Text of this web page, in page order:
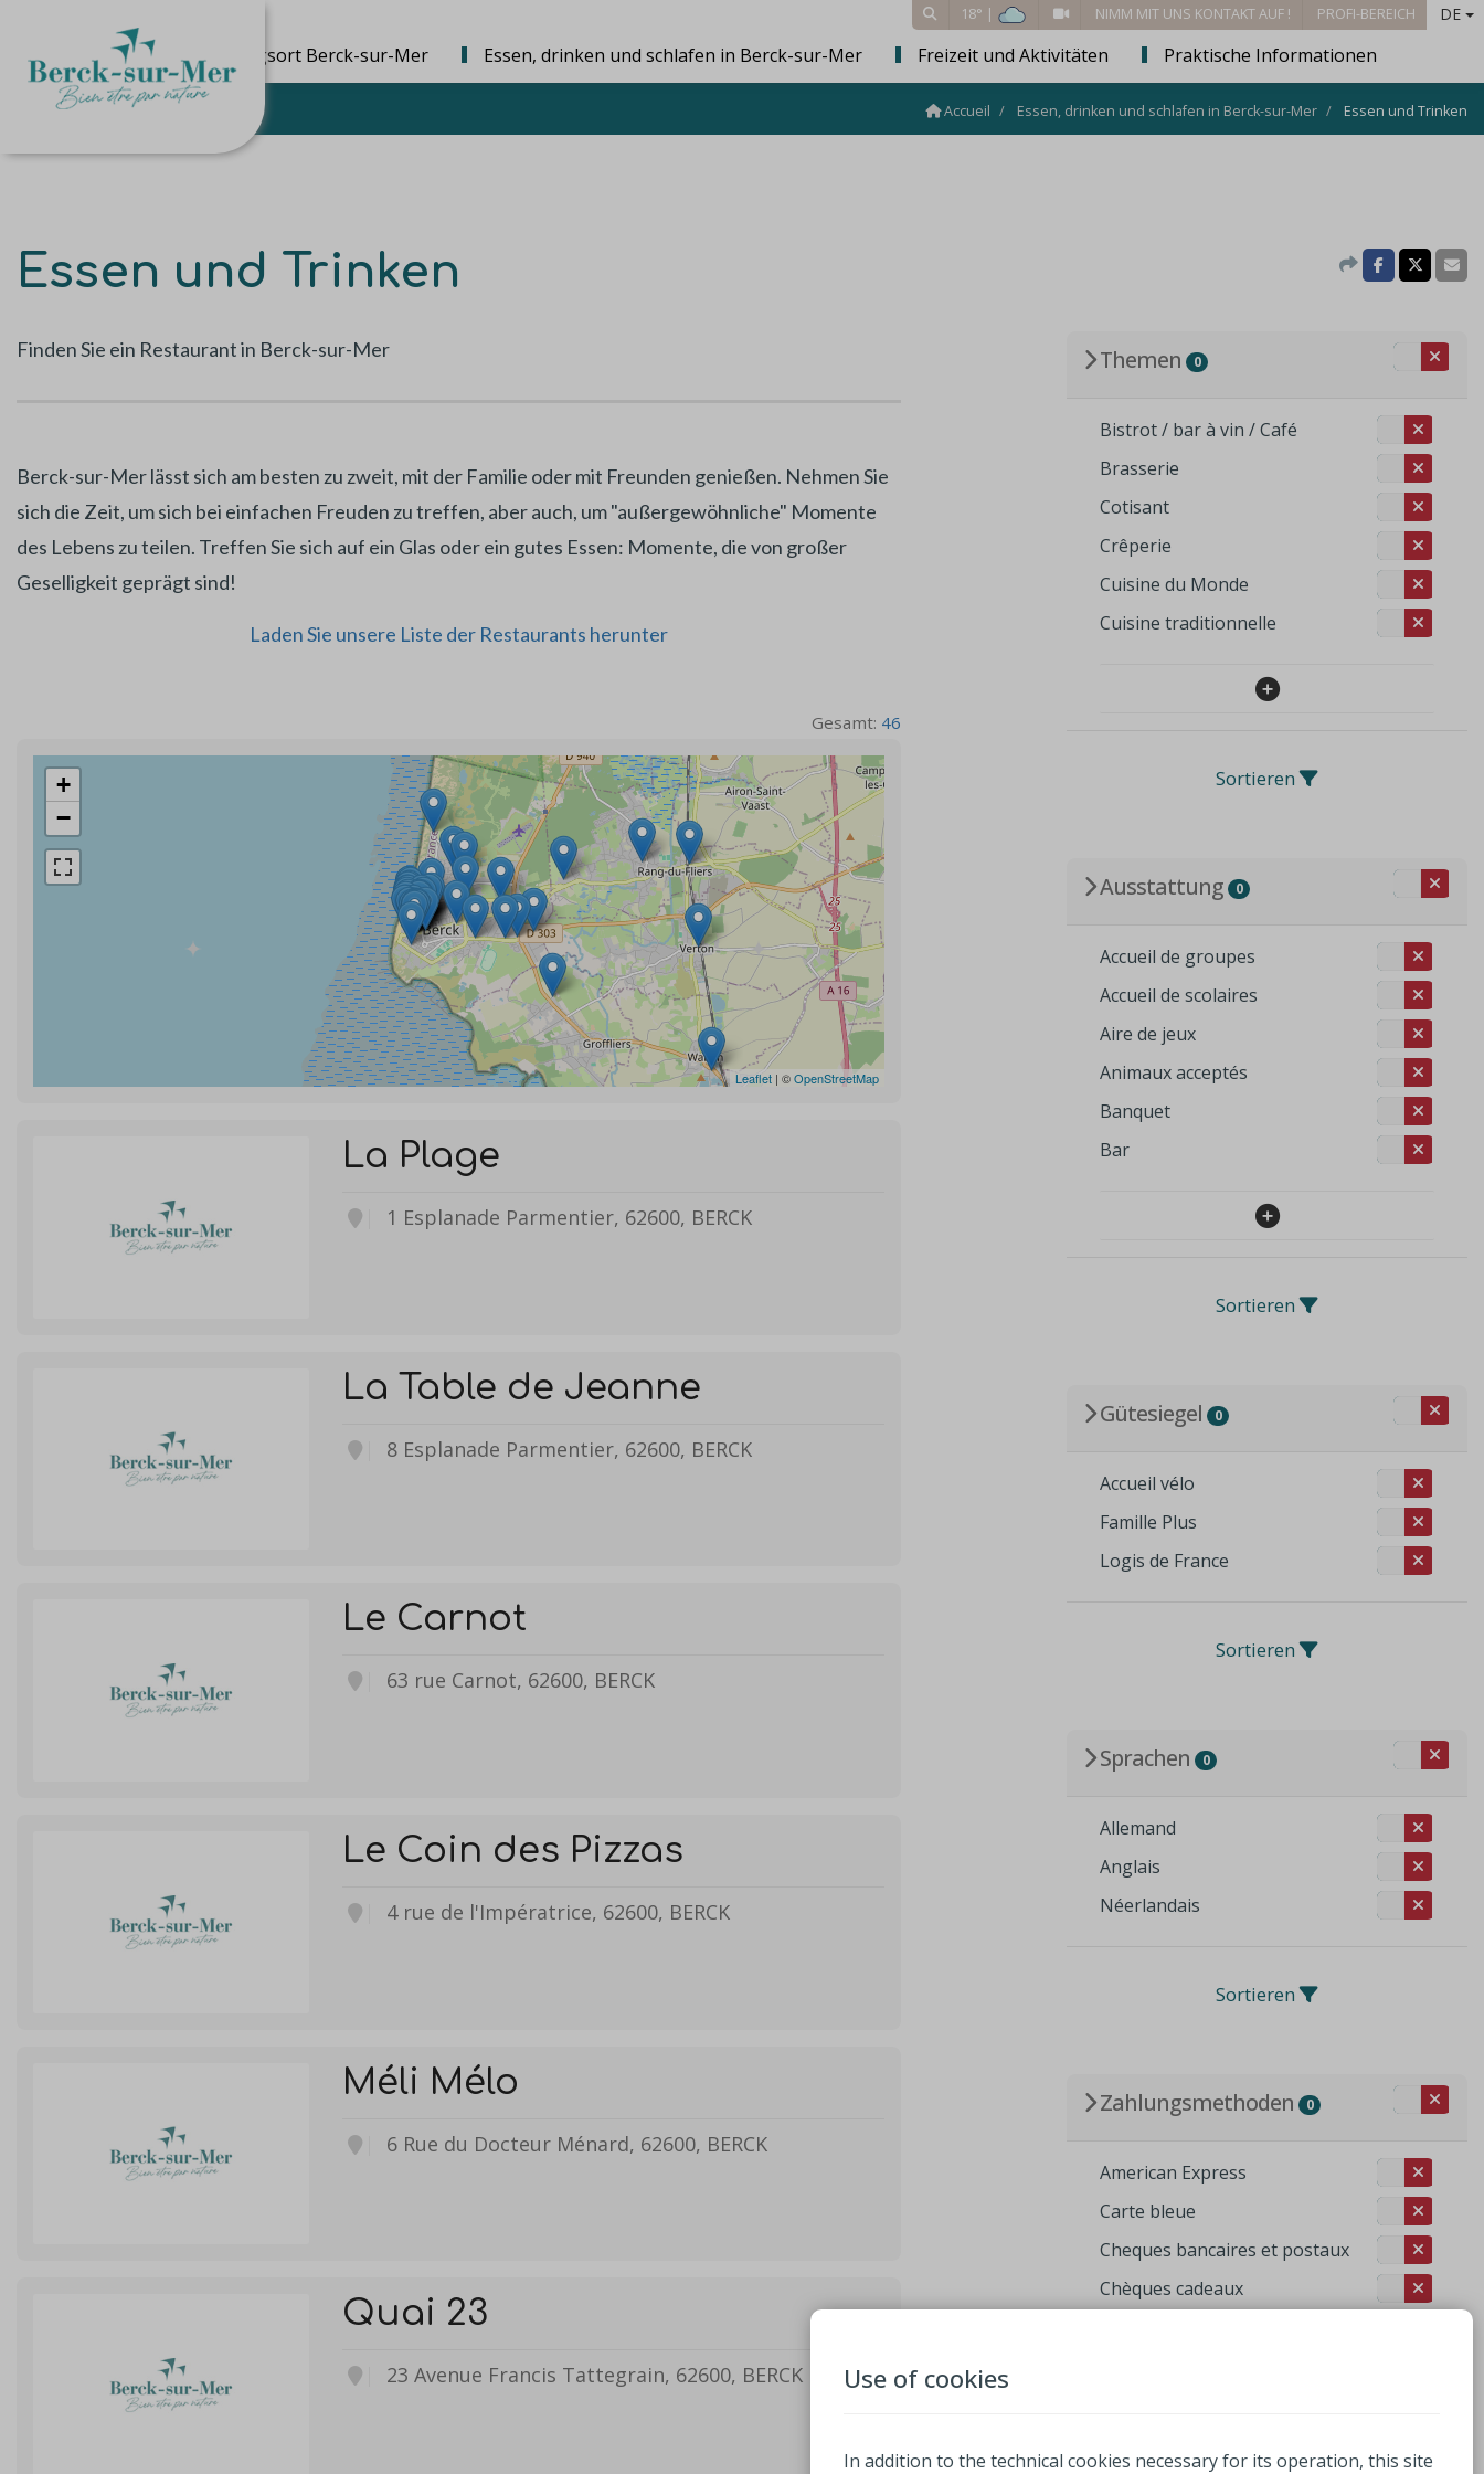
18° | NIMM MIT UNS KONTAKT AUF ! PROFI-BEREICH DE
Die Bestimmungsort Berck-sur-Mer Essen, drinken und schlafen in Berck-sur-Mer Freizeit und Aktivitäten Praktische Informationen
Accueil Essen, drinken und schlafen in Berck-sur-Mer Essen und Trinken
Essen und Trinken
Finden Sie ein Restaurant in Berck-sur-Mer
Berck-sur-Mer lässt sich am besten zu zweit, mit der Familie oder mit Freunden genießen. Nehmen Sie
sich die Zeit, um sich bei einfachen Freuden zu treffen, aber auch, um "außergewöhnliche" Momente
des Lebens zu teilen. Treffen Sie sich auf ein Glas oder ein gutes Essen: Momente, die von großer
Geselligkeit geprägt sind!
Laden Sie unsere Liste der Restaurants herunter
Gesamt: 46
+
−
Leaflet | ©OpenStreetMap
La Plage
1 Esplanade Parmentier, 62600, BERCK
La Table de Jeanne
8 Esplanade Parmentier, 62600, BERCK
Le Carnot
63 rue Carnot, 62600, BERCK
Le Coin des Pizzas
4 rue de l'Impératrice, 62600, BERCK
Méli Mélo
6 Rue du Docteur Ménard, 62600, BERCK
Quai 23
23 Avenue Francis Tattegrain, 62600, BERCK
Themen 0
Bistrot / bar à vin / Café
Brasserie
Cotisant
Crêperie
Cuisine du Monde
Cuisine traditionnelle
Sortieren
Ausstattung 0
Accueil de groupes
Accueil de scolaires
Aire de jeux
Animaux acceptés
Banquet
Bar
Sortieren
Gütesiegel 0
Accueil vélo
Famille Plus
Logis de France
Sortieren
Sprachen 0
Allemand
Anglais
Néerlandais
Sortieren
Zahlungsmethoden 0
American Express
Carte bleue
Cheques bancaires et postaux
Chèques cadeaux
Use of cookies
In addition to the technical cookies necessary for its operation, this site